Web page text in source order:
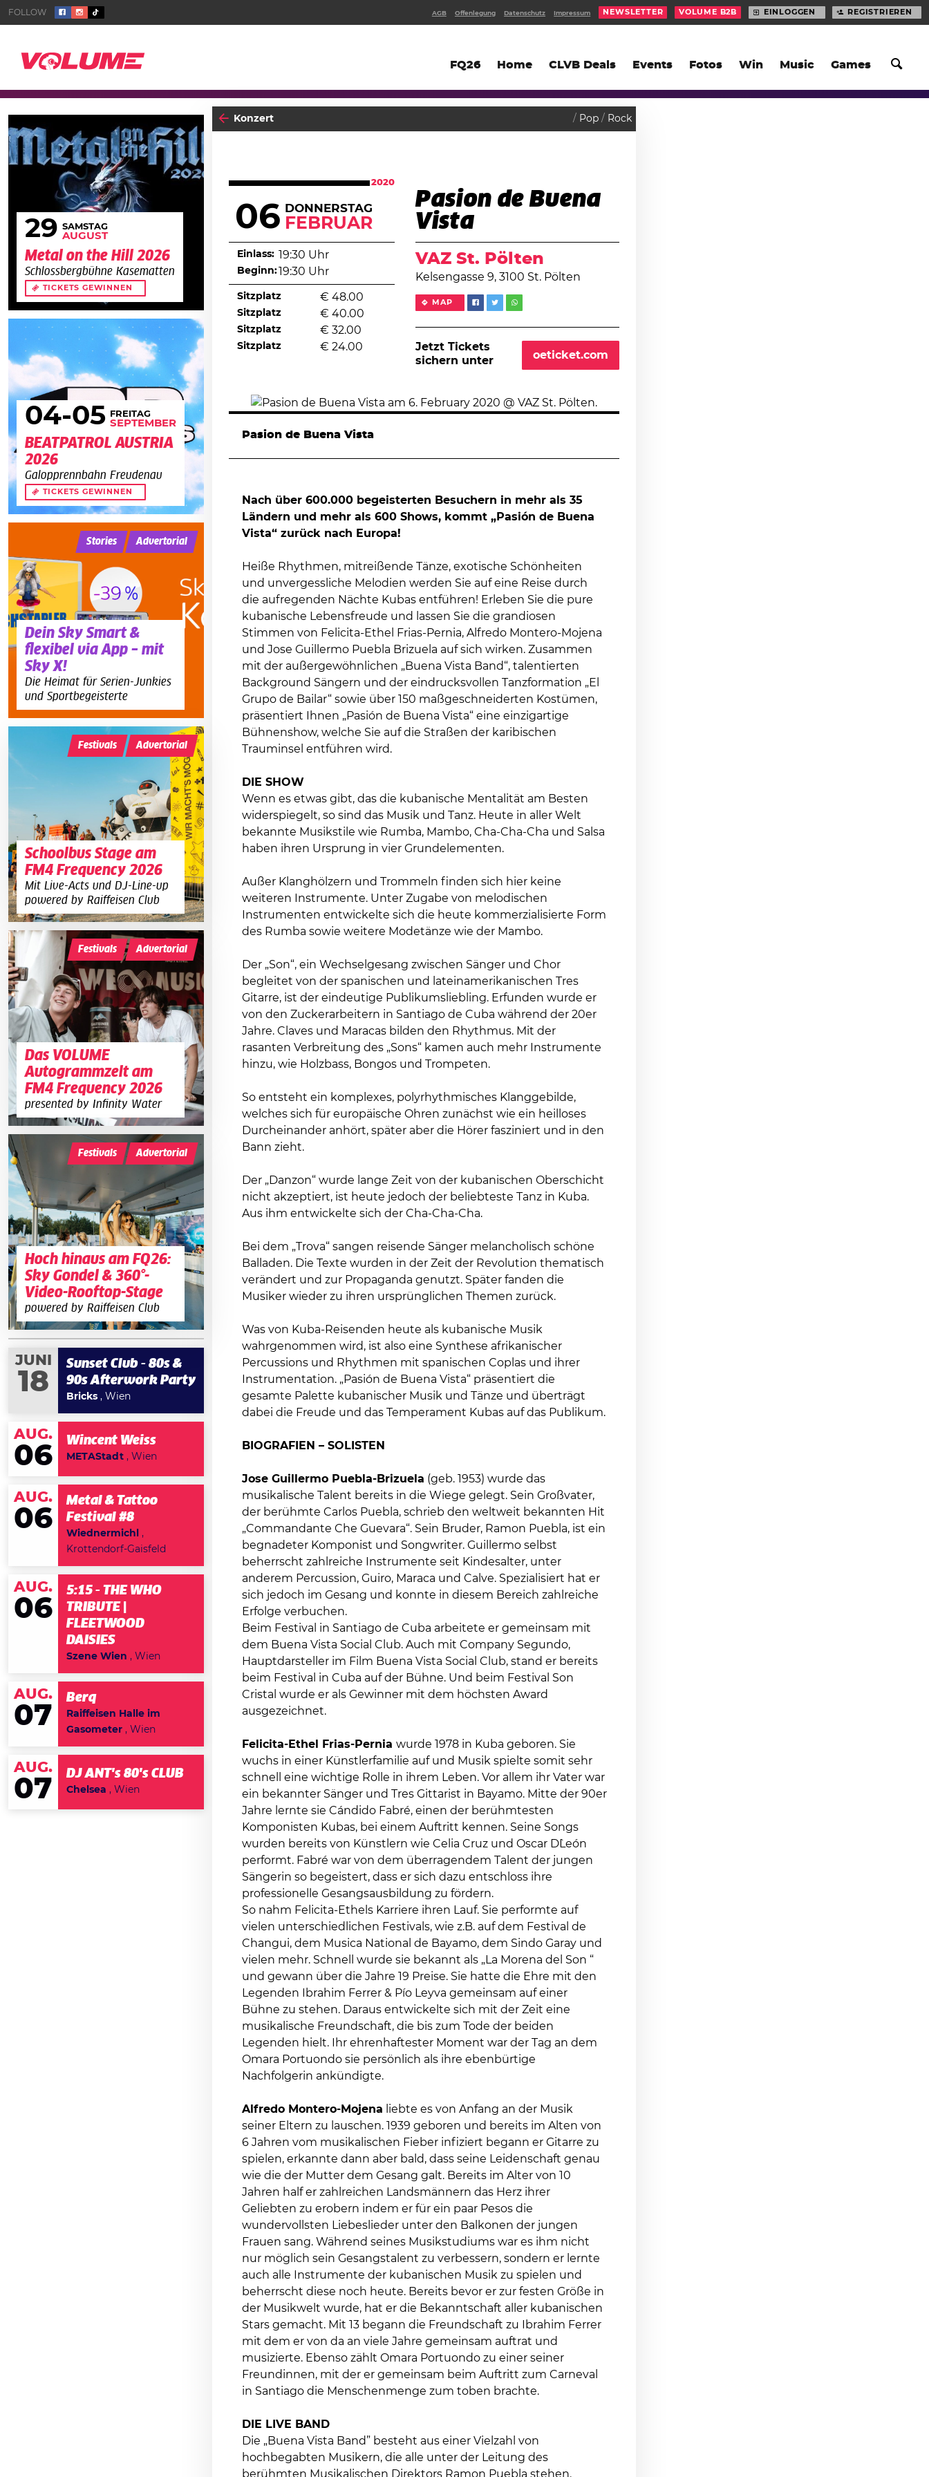
FQ26 Home CLVB Deals Events Fotos Win Music Games
NEWSLETTER VOLUME B2B EINLOGGEN REGISTRIEREN
AGB Offenlegung Datenschutz Impressum
Konzert Pop Rock
2020
06 DONNERSTAG
FEBRUAR
Pasion de Buena
Vista
VAZ St. Pölten
Kelsengasse 9, 3100 St. Pölten
MAP
Jetzt Tickets
sichern unter
oeticket.com
Einlass: 19:30 Uhr
Beginn: 19:30 Uhr
Sitzplatz € 48.00
Sitzplatz € 40.00
Sitzplatz € 32.00
Sitzplatz € 24.00
Pasion de Buena Vista
Nach über 600.000 begeisterten Besuchern in mehr als 35
Ländern und mehr als 600 Shows, kommt „Pasión de Buena
Vista“ zurück nach Europa!
Heiße Rhythmen, mitreißende Tänze, exotische Schönheiten
und unvergessliche Melodien werden Sie auf eine Reise durch
die aufregenden Nächte Kubas entführen! Erleben Sie die pure
kubanische Lebensfreude und lassen Sie die grandiosen
Stimmen von Felicita-Ethel Frias-Pernia, Alfredo Montero-Mojena
und Jose Guillermo Puebla Brizuela auf sich wirken. Zusammen
mit der außergewöhnlichen „Buena Vista Band“, talentierten
Background Sängern und der eindrucksvollen Tanzformation „El
Grupo de Bailar“ sowie über 150 maßgeschneiderten Kostümen,
präsentiert Ihnen „Pasión de Buena Vista“ eine einzigartige
Bühnenshow, welche Sie auf die Straßen der karibischen
Trauminsel entführen wird.
DIE SHOW
Wenn es etwas gibt, das die kubanische Mentalität am Besten
widerspiegelt, so sind das Musik und Tanz. Heute in aller Welt
bekannte Musikstile wie Rumba, Mambo, Cha-Cha-Cha und Salsa
haben ihren Ursprung in vier Grundelementen.
Außer Klanghölzern und Trommeln finden sich hier keine
weiteren Instrumente. Unter Zugabe von melodischen
Instrumenten entwickelte sich die heute kommerzialisierte Form
des Rumba sowie weitere Modetänze wie der Mambo.
Der „Son“, ein Wechselgesang zwischen Sänger und Chor
begleitet von der spanischen und lateinamerikanischen Tres
Gitarre, ist der eindeutige Publikumsliebling. Erfunden wurde er
von den Zuckerarbeitern in Santiago de Cuba während der 20er
Jahre. Claves und Maracas bilden den Rhythmus. Mit der
rasanten Verbreitung des „Sons“ kamen auch mehr Instrumente
hinzu, wie Holzbass, Bongos und Trompeten.
So entsteht ein komplexes, polyrhythmisches Klanggebilde,
welches sich für europäische Ohren zunächst wie ein heilloses
Durcheinander anhört, später aber die Hörer fasziniert und in den
Bann zieht.
Der „Danzon“ wurde lange Zeit von der kubanischen Oberschicht
nicht akzeptiert, ist heute jedoch der beliebteste Tanz in Kuba.
Aus ihm entwickelte sich der Cha-Cha-Cha.
Bei dem „Trova“ sangen reisende Sänger melancholisch schöne
Balladen. Die Texte wurden in der Zeit der Revolution thematisch
verändert und zur Propaganda genutzt. Später fanden die
Musiker wieder zu ihren ursprünglichen Themen zurück.
Was von Kuba-Reisenden heute als kubanische Musik
wahrgenommen wird, ist also eine Synthese afrikanischer
Percussions und Rhythmen mit spanischen Coplas und ihrer
Instrumentation. „Pasión de Buena Vista“ präsentiert die
gesamte Palette kubanischer Musik und Tänze und überträgt
dabei die Freude und das Temperament Kubas auf das Publikum.
BIOGRAFIEN – SOLISTEN
Jose Guillermo Puebla-Brizuela (geb. 1953) wurde das
musikalische Talent bereits in die Wiege gelegt. Sein Großvater,
der berühmte Carlos Puebla, schrieb den weltweit bekannten Hit
„Commandante Che Guevara“. Sein Bruder, Ramon Puebla, ist ein
begnadeter Komponist und Songwriter. Guillermo selbst
beherrscht zahlreiche Instrumente seit Kindesalter, unter
anderem Percussion, Guiro, Maraca und Calve. Spezialisiert hat er
sich jedoch im Gesang und konnte in diesem Bereich zahlreiche
Erfolge verbuchen.
Beim Festival in Santiago de Cuba arbeitete er gemeinsam mit
dem Buena Vista Social Club. Auch mit Company Segundo,
Hauptdarsteller im Film Buena Vista Social Club, stand er bereits
beim Festival in Cuba auf der Bühne. Und beim Festival Son
Cristal wurde er als Gewinner mit dem höchsten Award
ausgezeichnet.
Felicita-Ethel Frias-Pernia wurde 1978 in Kuba geboren. Sie
wuchs in einer Künstlerfamilie auf und Musik spielte somit sehr
schnell eine wichtige Rolle in ihrem Leben. Vor allem ihr Vater war
ein bekannter Sänger und Tres Gittarist in Bayamo. Mitte der 90er
Jahre lernte sie Cándido Fabré, einen der berühmtesten
Komponisten Kubas, bei einem Auftritt kennen. Seine Songs
wurden bereits von Künstlern wie Celia Cruz und Oscar D`León
performt. Fabré war von dem überragendem Talent der jungen
Sängerin so begeistert, dass er sich dazu entschloss ihre
professionelle Gesangsausbildung zu fördern.
So nahm Felicita-Ethels Karriere ihren Lauf. Sie performte auf
vielen unterschiedlichen Festivals, wie z.B. auf dem Festival de
Changui, dem Musica National de Bayamo, dem Sindo Garay und
vielen mehr. Schnell wurde sie bekannt als „La Morena del Son “
und gewann über die Jahre 19 Preise. Sie hatte die Ehre mit den
Legenden Ibrahim Ferrer & Pío Leyva gemeinsam auf einer
Bühne zu stehen. Daraus entwickelte sich mit der Zeit eine
musikalische Freundschaft, die bis zum Tode der beiden
Legenden hielt. Ihr ehrenhaftester Moment war der Tag an dem
Omara Portuondo sie persönlich als ihre ebenbürtige
Nachfolgerin ankündigte.
Alfredo Montero-Mojena liebte es von Anfang an der Musik
seiner Eltern zu lauschen. 1939 geboren und bereits im Alten von
6 Jahren vom musikalischen Fieber infiziert begann er Gitarre zu
spielen, erkannte dann aber bald, dass seine Leidenschaft genau
wie die der Mutter dem Gesang galt. Bereits im Alter von 10
Jahren half er zahlreichen Landsmännern das Herz ihrer
Geliebten zu erobern indem er für ein paar Pesos die
wundervollsten Liebeslieder unter den Balkonen der jungen
Frauen sang. Während seines Musikstudiums war es ihm nicht
nur möglich sein Gesangstalent zu verbessern, sondern er lernte
auch alle Instrumente der kubanischen Musik zu spielen und
beherrscht diese noch heute. Bereits bevor er zur festen Größe in
der Musikwelt wurde, hat er die Bekanntschaft aller kubanischen
Stars gemacht. Mit 13 begann die Freundschaft zu Ibrahim Ferrer
mit dem er von da an viele Jahre gemeinsam auftrat und
musizierte. Ebenso zählt Omara Portuondo zu einer seiner
Freundinnen, mit der er gemeinsam beim Auftritt zum Carneval
in Santiago die Menschenmenge zum toben brachte.
DIE LIVE BAND
Die „Buena Vista Band” besteht aus einer Vielzahl von
hochbegabten Musikern, die alle unter der Leitung des
berühmten Musikalischen Direktors Ramon Puebla stehen.
29 SAMSTAG
AUGUST
Metal on the Hill 2026
Schlossbergbühne Kasematten
TICKETS GEWINNEN
04-05 FREITAG
SEPTEMBER
BEATPATROL AUSTRIA
2026
Galopprennbahn Freudenau
TICKETS GEWINNEN
Dein Sky Smart &
flexibel via App – mit
Sky X!
Die Heimat für Serien-Junkies
und Sportbegeisterte
Stories Advertorial
Schoolbus Stage am
FM4 Frequency 2026
Mit Live-Acts und DJ-Line-up
powered by Raiffeisen Club
Festivals Advertorial
Das VOLUME
Autogrammzelt am
FM4 Frequency 2026
presented by Infinity Water
Festivals Advertorial
Hoch hinaus am FQ26:
Sky Gondel & 360°-
Video-Rooftop-Stage
powered by Raiffeisen Club
Festivals Advertorial
JUNI
18
Sunset Club - 80s &
90s Afterwork Party
Bricks , Wien
AUG.
06
Wincent Weiss
METAStadt , Wien
AUG.
06
Metal & Tattoo
Festival #8
Wiednermichl
,
Krottendorf-Gaisfeld
AUG.
06
5:15 - THE WHO
TRIBUTE |
FLEETWOOD
DAISIES
Szene Wien , Wien
AUG.
07
Berq
Raiffeisen Halle im
Gasometer , Wien
AUG.
07
DJ ANT's 80's CLUB
Chelsea , Wien